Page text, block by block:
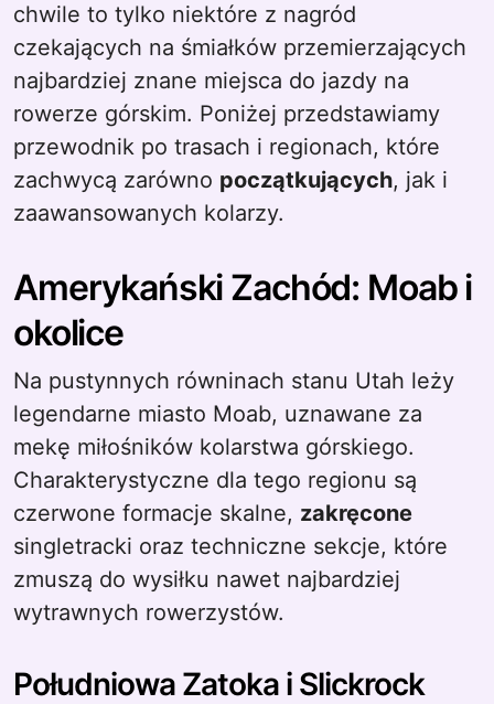
chwile to tylko niektóre z nagród
czekających na śmiałków przemierzających
najbardziej znane miejsca do jazdy na
rowerze górskim. Poniżej przedstawiamy
przewodnik po trasach i regionach, które
zachwycą zarówno początkujących, jak i
zaawansowanych kolarzy.
Amerykański Zachód: Moab i
okolice
Na pustynnych równinach stanu Utah leży
legendarne miasto Moab, uznawane za
mekę miłośników kolarstwa górskiego.
Charakterystyczne dla tego regionu są
czerwone formacje skalne, zakręcone
singletracki oraz techniczne sekcje, które
zmuszą do wysiłku nawet najbardziej
wytrawnych rowerzystów.
Południowa Zatoka i Slickrock